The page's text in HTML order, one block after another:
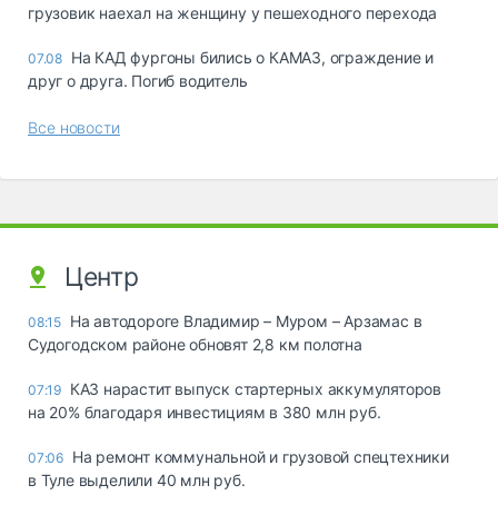
грузовик наехал на женщину у пешеходного перехода
07.08 На КАД фургоны бились о КАМАЗ, ограждение и
друг о друга. Погиб водитель
Все новости
Центр
08:15 На автодороге Владимир – Муром – Арзамас в
Судогодском районе обновят 2,8 км полотна
07:19 КАЗ нарастит выпуск стартерных аккумуляторов
на 20% благодаря инвестициям в 380 млн руб.
07:06 На ремонт коммунальной и грузовой спецтехники
в Туле выделили 40 млн руб.